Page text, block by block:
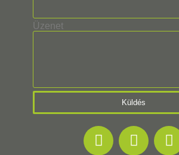
Üzenet
Küldés